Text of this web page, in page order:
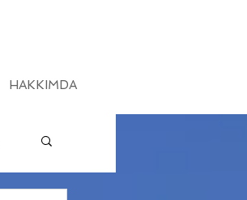
HAKKIMDA